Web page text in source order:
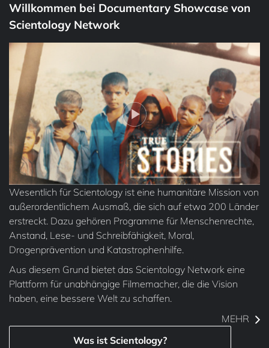
Willkommen bei Documentary Showcase von
Scientology Network
Wesentlich für Scientology ist eine humanitäre Mission von
außerordentlichem Ausmaß, die sich auf etwa 200 Länder
erstreckt. Dazu gehören Programme für Menschenrechte,
Anstand, Lese- und Schreibfähigkeit, Moral,
Drogenprävention und Katastrophenhilfe.
Aus diesem Grund bietet das Scientology Network eine
Plattform für unabhängige Filmemacher, die die Vision
haben, eine bessere Welt zu schaffen.
MEHR
Was ist Scientology?